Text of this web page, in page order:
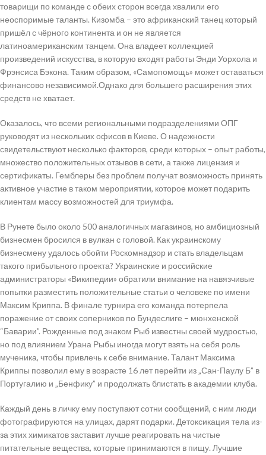
товарищи по команде с обеих сторон всегда хвалили его
неоспоримые таланты. Кизомба – это африканский танец который
пришёл с чёрного континента и он не является
латиноамериканским танцем. Она владеет коллекцией
произведений искусства, в которую входят работы Энди Уорхола и
Фрэнсиса Бэкона. Таким образом, «Самопомощь» может оставаться
финансово независимой.Однако для большего расширения этих
средств не хватает.
Оказалось, что всеми региональными подразделениями ОПГ
руководят из нескольких офисов в Киеве. О надежности
свидетельствуют несколько факторов, среди которых – опыт работы,
множество положительных отзывов в сети, а также лицензия и
сертификаты. Гемблеры без проблем получат возможность принять
активное участие в таком мероприятии, которое может подарить
клиентам массу возможностей для триумфа.
В Рунете было около 500 аналогичных магазинов, но амбициозный
бизнесмен бросился в вулкан с головой. Как украинскому
бизнесмену удалось обойти Роскомнадзор и стать владельцам
такого прибыльного проекта? Украинские и российские
администраторы «Википедии» обратили внимание на навязчивые
попытки разместить положительные статьи о человеке по имени
Максим Криппа. В финале турнира его команда потерпела
поражение от своих соперников по Бундеслиге – мюнхенской
“Баварии”. Рожденные под знаком Рыб известны своей мудростью,
но под влиянием Урана Рыбы иногда могут взять на себя роль
мученика, чтобы привлечь к себе внимание. Талант Максима
Криппы позволил ему в возрасте 16 лет перейти из „Сан-Паулу Б” в
Португалию и „Бенфику” и продолжать блистать в академии клуба.
Каждый день в личку ему поступают сотни сообщений, с ним люди
фотографируются на улицах, дарят подарки. Детоксикация тела из-
за этих химикатов заставит лучше реагировать на чистые
питательные вещества, которые принимаются в пищу. Лучшие